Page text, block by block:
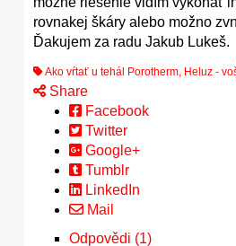
rovnakej škáry alebo možno
Ďakujem za radu Jakub Lukeš.
Ako vŕtať u tehál Porotherm, Heluz -
Share
Facebook
Twitter
Google+
Tumblr
LinkedIn
Mail
Odpovědi (1)